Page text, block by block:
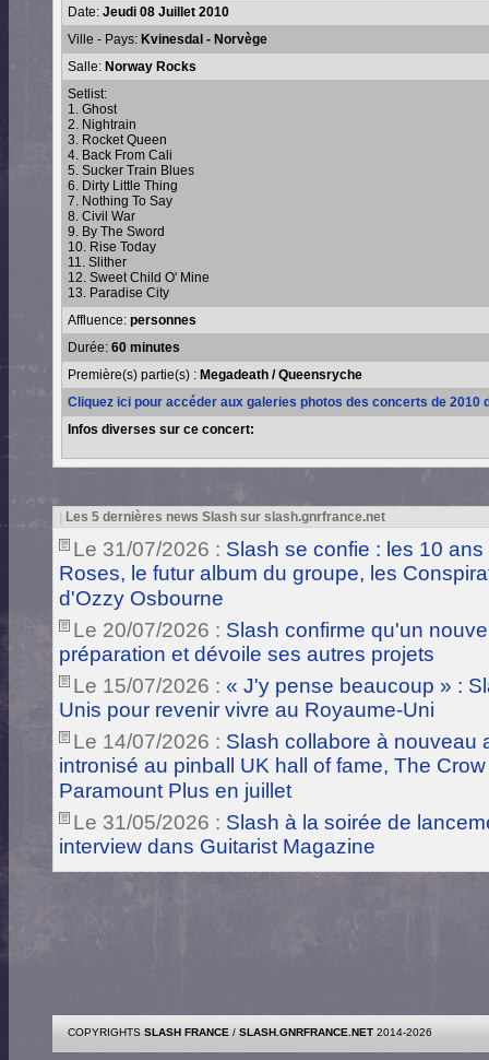
Date: Jeudi 08 Juillet 2010
Ville - Pays: Kvinesdal - Norvège
Salle: Norway Rocks
Setlist:
1. Ghost
2. Nightrain
3. Rocket Queen
4. Back From Cali
5. Sucker Train Blues
6. Dirty Little Thing
7. Nothing To Say
8. Civil War
9. By The Sword
10. Rise Today
11. Slither
12. Sweet Child O' Mine
13. Paradise City
Affluence: personnes
Durée: 60 minutes
Première(s) partie(s) : Megadeath / Queensryche
Cliquez ici pour accéder aux galeries photos des concerts de 2010
Infos diverses sur ce concert:
Les 5 dernières news Slash sur slash.gnrfrance.net
Le 31/07/2026 : Slash se confie : les 10
Roses, le futur album du groupe, les
d'Ozzy Osbourne
Le 20/07/2026 : Slash confirme qu'un
préparation et dévoile ses autres projets
Le 15/07/2026 : « J'y pense beaucoup » :
Unis pour revenir vivre au Royaume-Uni
Le 14/07/2026 : Slash collabore à nouveau
intronisé au pinball UK hall of fame, The
Paramount Plus en juillet
Le 31/05/2026 : Slash à la soirée de
interview dans Guitarist Magazine
COPYRIGHTS SLASH FRANCE / SLASH.GNRFRANCE.NET 2014-2026